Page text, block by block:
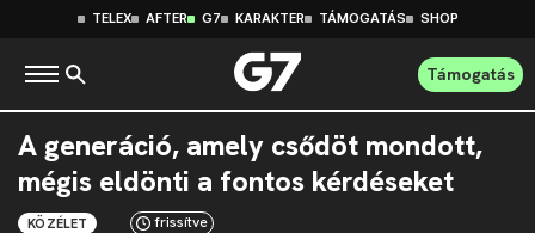
TELEX AFTER G7 KARAKTER TÁMOGATÁS SHOP
Támogatás
A generáció, amely csődöt mondott,
mégis eldönti a fontos kérdéseket
KÖZÉLET frissítve